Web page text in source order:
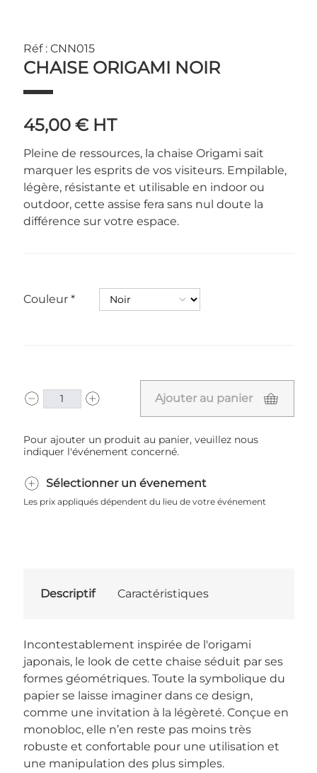
Réf : CNN015
CHAISE ORIGAMI NOIR
45,00 € HT
Pleine de ressources, la chaise Origami sait
marquer les esprits de vos visiteurs. Empilable,
légère, résistante et utilisable en indoor ou
outdoor, cette assise fera sans nul doute la
différence sur votre espace.
Couleur
Ajouter au panier
Pour ajouter un produit au panier, veuillez nous
indiquer l'événement concerné.
Sélectionner un évenement
Les prix appliqués dépendent du lieu de votre événement
Descriptif Caractéristiques
Incontestablement inspirée de l'origami
japonais, le look de cette chaise séduit par ses
formes géométriques. Toute la symbolique du
papier se laisse imaginer dans ce design,
comme une invitation à la légèreté. Conçue en
monobloc, elle n’en reste pas moins très
robuste et confortable pour une utilisation et
une manipulation des plus simples.